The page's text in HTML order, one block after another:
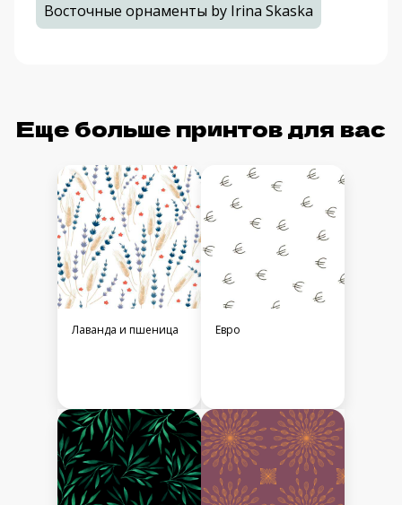
Восточные орнаменты by Irina Skaska
Еще больше принтов для вас
Лаванда и пшеница Евро